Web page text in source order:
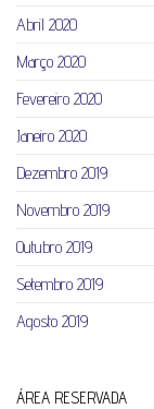
Abril 2020
Março 2020
Fevereiro 2020
Janeiro 2020
Dezembro 2019
Novembro 2019
Outubro 2019
Setembro 2019
Agosto 2019
ÁREA RESERVADA